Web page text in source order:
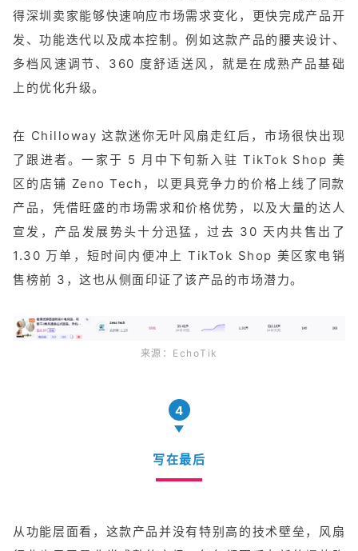
得深圳卖家能够快速响应市场需求变化，更快完成产品开
发、功能迭代以及成本控制。例如这款产品的腰夹设计、
多档风速调节、360 度舒适送风，就是在成熟产品基础
上的优化升级。
在 Chilloway 这款迷你无叶风扇走红后，市场很快出现
了跟进者。一家于 5 月中下旬新入驻 TikTok Shop 美
区的店铺 Zeno Tech，以更具竞争力的价格上线了同款
产品，凭借旺盛的市场需求和价格优势，以及大量的达人
宣发，产品发展势头十分迅猛，过去 30 天内共售出了
1.30 万单，短时间内便冲上 TikTok Shop 美区家电销
售榜前 3，这也从侧面印证了该产品的市场潜力。
来源：EchoTik
4
写在最后
从功能层面看，这款产品并没有特别高的技术壁垒，风扇